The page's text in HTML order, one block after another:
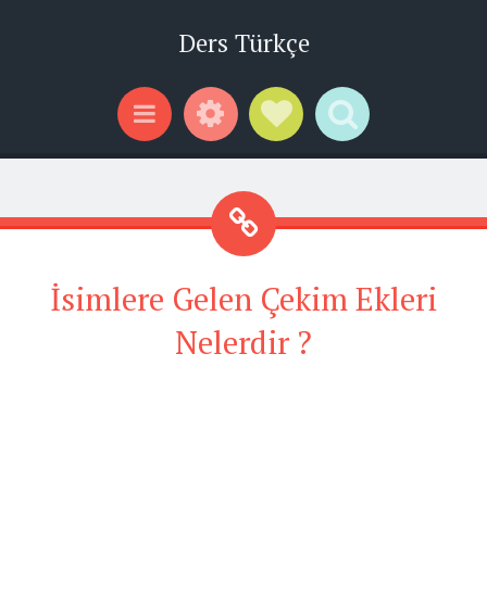
Ders Türkçe
Menu WidgetsSocial Links
Search
İsimlere Gelen Çekim Ekleri
Nelerdir ?